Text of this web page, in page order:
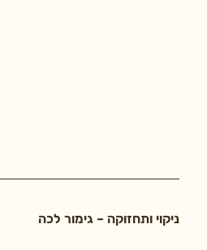
ניקוי ותחזוקה – גימור לכה